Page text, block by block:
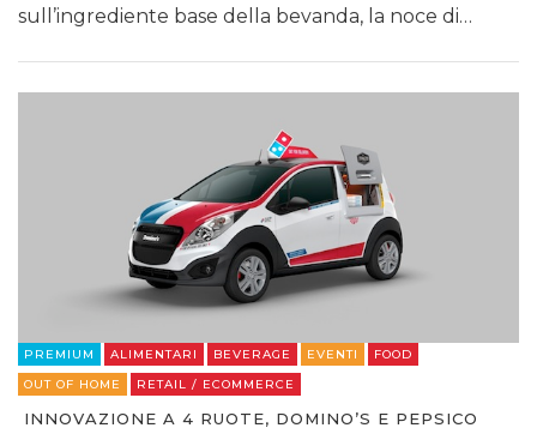
sull’ingrediente base della bevanda, la noce di…
PREMIUM ALIMENTARI BEVERAGE EVENTI
FOOD
OUT OF HOME
RETAIL / ECOMMERCE
INNOVAZIONE A 4 RUOTE, DOMINO’S E PEPSICO